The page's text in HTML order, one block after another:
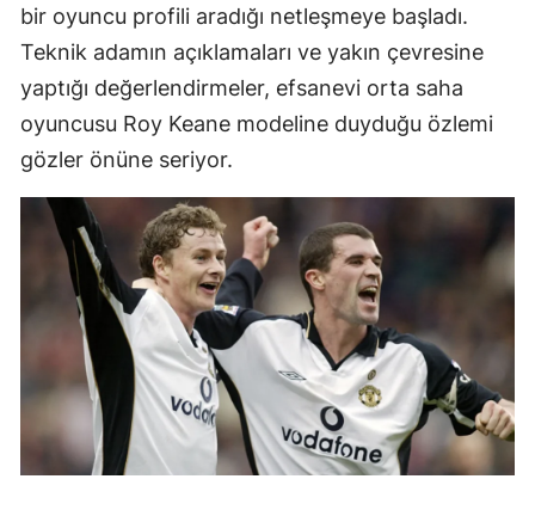
bir oyuncu profili aradığı netleşmeye başladı.
Teknik adamın açıklamaları ve yakın çevresine
yaptığı değerlendirmeler, efsanevi orta saha
oyuncusu Roy Keane modeline duyduğu özlemi
gözler önüne seriyor.